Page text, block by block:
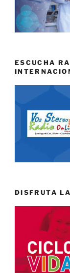
ESCUCHA
DISFRUTA